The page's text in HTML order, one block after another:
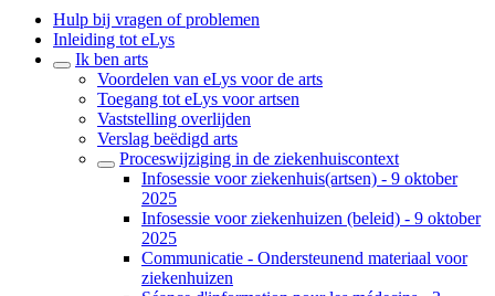
Hulp bij vragen of problemen
Inleiding tot eLys
Ik ben arts
Voordelen van eLys voor de arts
Toegang tot eLys voor artsen
Vaststelling overlijden
Verslag beëdigd arts
Proceswijziging in de ziekenhuiscontext
Infosessie voor ziekenhuis(artsen) - 9 oktober
2025
Infosessie voor ziekenhuizen (beleid) - 9 oktober
2025
Communicatie - Ondersteunend materiaal voor
ziekenhuizen